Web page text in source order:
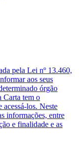
pela Lei nº 13.460,
aos seus
órgão
Carta tem o
los. Neste
informações, entre
e finalidade e as